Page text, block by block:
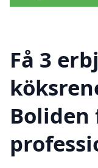
Få 3
Boliden